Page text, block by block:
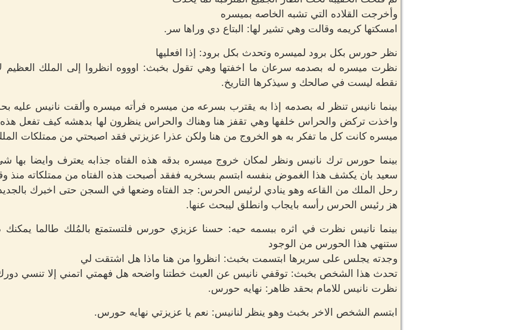
وأخرجت القلاده التي تشبه الخاصه بميسره
امسكتها كريمه وقالت وهي تشير لها: البتاع دي وراها سر.
نظر حورس بكل برود لميسره وتحدث بكل برود: إذا افعليها
نظرت ميسره له بصدمه سرعان ما اخفتها وهي تقول بخبث: اوووه انظروا إلى الملك العظيم
نقطه ليست في صالحك و سيذكرها التاريخ.
بينما نانيس تنظر له بصدمه إذا به يقترب بسرعه من ميسره فرأته ميسره وألقت نانيس
واخذت تركض والحراس خلفها وهي تقفز هنا وهناك والحراس ينظرون لها بدهشه كيف تفعل هذه
ميسره كانت كل ما تفكر به هو الخروج من هنا ولكن عذرا عزيزتي فقد اصبحتي من ممتلكات
بينما حورس ترك نانيس ونظر لمكان خروج ميسره بدقه هذه الفتاه جذابه يعترف وايضا
سعيد بان يكشف هذا الغموض بنفسه ابتسم بسخريه ففقد أصبحت هذه الفتاه من ممتلكاته منذ
رحل الملك من القاعه وهو ينادي لرئيس الحرس: جد الفتاه وضعها في السجن حتى اخبرك
هز رئيس الحرس رأسه بايجاب وانطلق ليبحث عنها.
بينما نانيس نظرت في اثره ببسمه حيه: حسنا عزيزي حورس فلتستمتع بالمُلك طالما
ستنهي هذا الحورس من الوجود
وجدته يجلس على سريرها ابتسمت بخبث: انظروا من هنا ماذا هل اشتقت لي
تحدث هذا الشخص بخبث: توقفي نانيس عن العبث خطتنا واضحه هل فهمتي اتمني إلا تنسي
نظرت نانيس للامام بحقد ظاهر: نهايه حورس.
ابتسم الشخص الاخر بخبث وهو ينظر لنانيس: نعم يا عزيزتي نهايه حورس.